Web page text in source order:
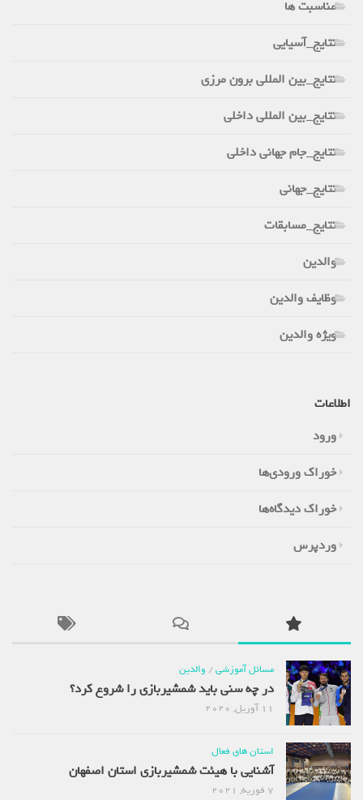
مناسبت ها
نتایج_آسیایی
نتایج_بین المللی برون مرزی
نتایج_بین المللی داخلی
نتایج_جام جهانی داخلی
نتایج_جهانی
نتایج_مسابقات
والدین
وظایف والدین
ویژه والدین
اطلاعات
ورود
خوراک ورودی‌ها
خوراک دیدگاه‌ها
وردپرس
مسائل آموزشی/ والدین
در چه سنی باید شمشیربازی را شروع کرد؟
11 آوریل, 2020
استان های فعال
آشنایی با هیئت شمشیربازی استان اصفهان
7 فوریه, 2021